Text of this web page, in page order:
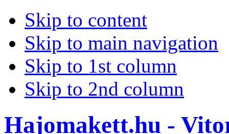
Skip to content
Skip to main navigation
Skip to 1st column
Skip to 2nd column
Hajomakett.hu -